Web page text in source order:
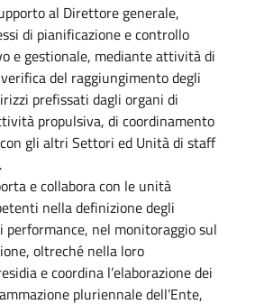
al Direttore generale,
di pianificazione e controllo
e gestionale, mediante attività di
del raggiungimento degli
prefissati dagli organi di
propulsiva, di coordinamento
gli altri Settori ed Unità di staff
e collabora con le unità
nella definizione degli
performance, nel monitoraggio sul
oltreché nella loro
e coordina l’elaborazione dei
pluriennale dell’Ente,